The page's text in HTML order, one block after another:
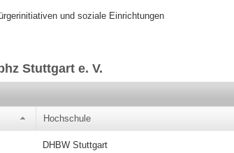
und soziale Einrichtungen
Stuttgart e. V.
Hochschule
DHBW Stuttgart